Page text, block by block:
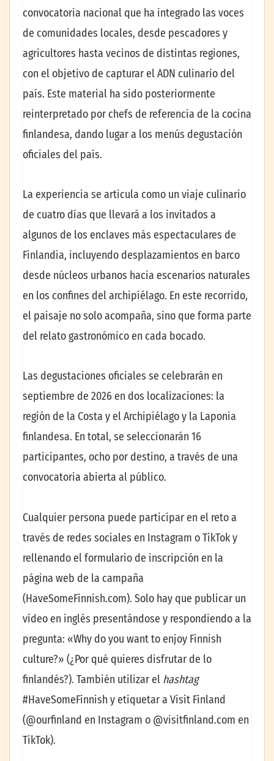
convocatoria nacional que ha integrado las voces
de comunidades locales, desde pescadores y
agricultores hasta vecinos de distintas regiones,
con el objetivo de capturar el ADN culinario del
país. Este material ha sido posteriormente
reinterpretado por chefs de referencia de la cocina
finlandesa, dando lugar a los menús degustación
oficiales del país.
La experiencia se articula como un viaje culinario
de cuatro días que llevará a los invitados a
algunos de los enclaves más espectaculares de
Finlandia, incluyendo desplazamientos en barco
desde núcleos urbanos hacia escenarios naturales
en los confines del archipiélago. En este recorrido,
el paisaje no solo acompaña, sino que forma parte
del relato gastronómico en cada bocado.
Las degustaciones oficiales se celebrarán en
septiembre de 2026 en dos localizaciones: la
región de la Costa y el Archipiélago y la Laponia
finlandesa. En total, se seleccionarán 16
participantes, ocho por destino, a través de una
convocatoria abierta al público.
Cualquier persona puede participar en el reto a
través de redes sociales en Instagram o TikTok y
rellenando el formulario de inscripción en la
página web de la campaña
(HaveSomeFinnish.com). Solo hay que publicar un
vídeo en inglés presentándose y respondiendo a la
pregunta: «Why do you want to enjoy Finnish
culture?» (¿Por qué quieres disfrutar de lo
finlandés?). También utilizar el hashtag
#HaveSomeFinnish y etiquetar a Visit Finland
(@ourfinland en Instagram o @visitfinland.com en
TikTok).